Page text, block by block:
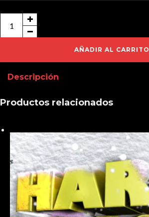
Noisinchi
cantidad
AÑADIR AL CARRITO
Descripción
Productos relacionados